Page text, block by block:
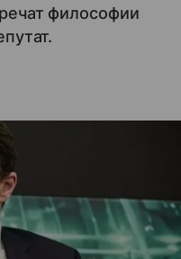
философии